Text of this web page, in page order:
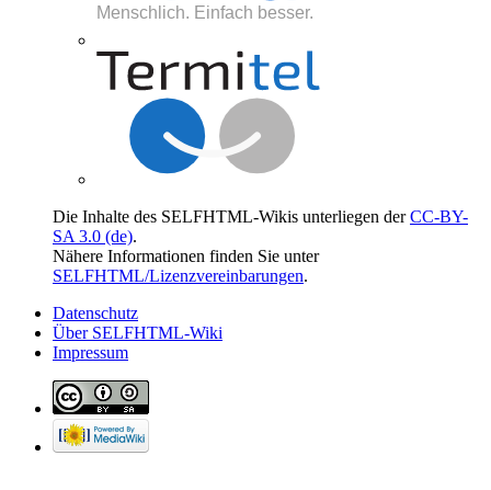
Die Inhalte des SELFHTML-Wikis unterliegen derCC-BY-
SA 3.0 (de).
Nähere Informationen finden Sie unter
SELFHTML/Lizenzvereinbarungen.
Datenschutz
Über SELFHTML-Wiki
Impressum